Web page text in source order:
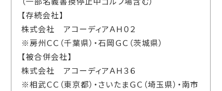
【存続会社】
株式会社 アコーディアＡＨ０２
※房州ＣＣ（千葉県）・石岡ＧＣ（茨城県）
【被合併会社】
株式会社 アコーディアＡＨ３６
※相武ＣＣ（東京都）・さいたまＧＣ（埼玉県）・南市